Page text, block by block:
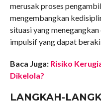
merusak proses
mengembangkan
situasi yang
impulsif yang dapat
Baca Juga: Risiko
Dikelola?
LANGKAH-